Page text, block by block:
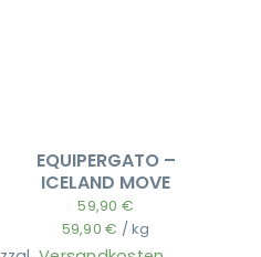
EQUIPERGATO –
ICELAND MOVE
59,90 €
59,90€ /kg